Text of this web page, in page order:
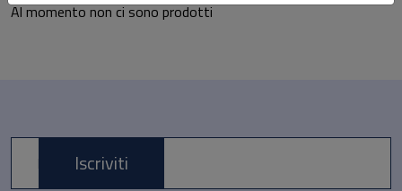
Al momento non ci sono prodotti
E-mail *Iscriviti